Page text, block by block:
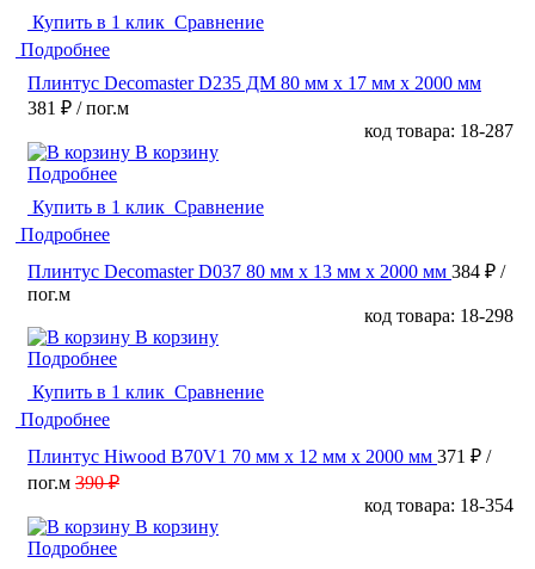
Купить в 1 клик Сравнение
Подробнее
Плинтус Decomaster D235 ДМ 80 мм х 17 мм х 2000 мм
381 ₽ / пог.м
код товара: 18-287
В корзину
Подробнее
Купить в 1 клик Сравнение
Подробнее
Плинтус Decomaster D037 80 мм х 13 мм х 2000 мм 384 ₽ /
пог.м
код товара: 18-298
В корзину
Подробнее
Купить в 1 клик Сравнение
Подробнее
Плинтус Hiwood B70V1 70 мм х 12 мм х 2000 мм 371 ₽ /
пог.м 390 ₽
код товара: 18-354
В корзину
Подробнее